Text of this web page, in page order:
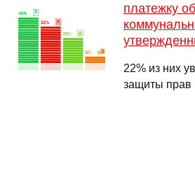
платежку
22% из них
защиты прав